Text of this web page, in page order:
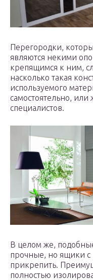
Перегородки,
являются некими
крепящимся к ним,
насколько такая
используемого
самостоятельно,
специалистов.
В целом же,
прочные, но ящики
прикрепить.
полностью